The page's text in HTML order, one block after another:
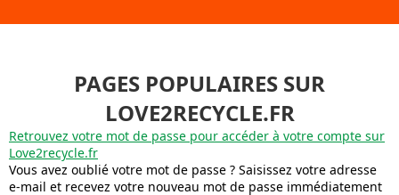
PAGES POPULAIRES SUR
LOVE2RECYCLE.FR
Retrouvez votre mot de passe pour accéder à votre compte sur
Love2recycle.fr
Vous avez oublié votre mot de passe ? Saisissez votre adresse
e-mail et recevez votre nouveau mot de passe immédiatement